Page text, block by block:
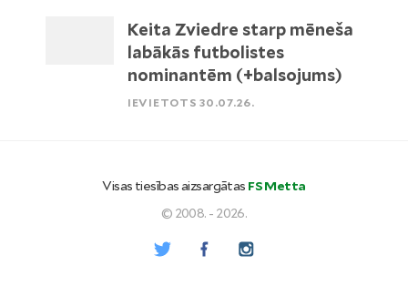
Keita Zviedre starp mēneša
labākās futbolistes
nominantēm (+balsojums)
IEVIETOTS 30.07.26.
Visas tiesības aizsargātas FS Metta
© 2008. - 2026.